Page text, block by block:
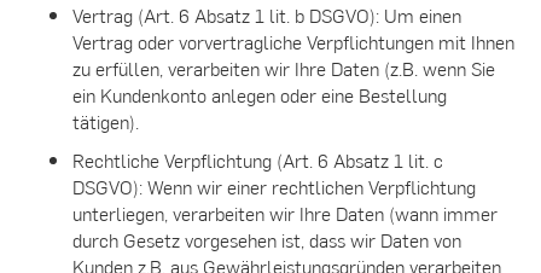
Vertrag (Art. 6 Absatz 1 lit. b DSGVO): Um einen
Vertrag oder vorvertragliche Verpflichtungen mit Ihnen
zu erfüllen, verarbeiten wir Ihre Daten (z.B. wenn Sie
ein Kundenkonto anlegen oder eine Bestellung
tätigen).
Rechtliche Verpflichtung (Art. 6 Absatz 1 lit. c
DSGVO): Wenn wir einer rechtlichen Verpflichtung
unterliegen, verarbeiten wir Ihre Daten (wann immer
durch Gesetz vorgesehen ist, dass wir Daten von
Kunden z.B. aus Gewährleistungsgründen verarbeiten